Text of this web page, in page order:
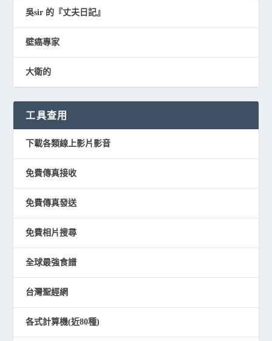
吳sir 的『丈夫日記』
壁癌專家
大衛的
工具查用
下載各類線上影片影音
免費傳真接收
免費傳真發送
免費相片搜尋
全球最強食譜
台灣聖經網
各式計算機(近80種)